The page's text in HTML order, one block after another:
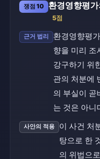
쟁점 10 환경영향평
5점
근거 법리
환경영향평
향을 미리 조
강구하기 위
관의 처분에
의 부실이 곧
는 것은 아니
사안의 적용
이 사건 처
탕으로 한
의 위법으